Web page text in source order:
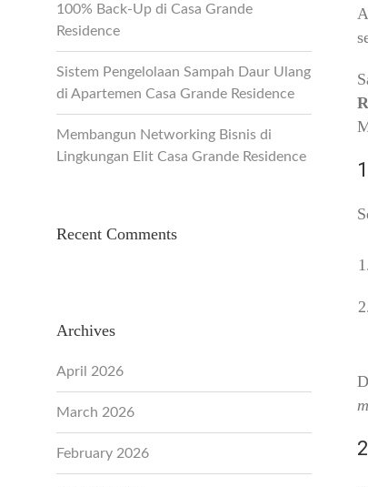
100% Back-Up di Casa Grande
Residence
Sistem Pengelolaan Sampah Daur Ulang
di Apartemen Casa Grande Residence
Membangun Networking Bisnis di
Lingkungan Elit Casa Grande Residence
Recent Comments
Archives
April 2026
March 2026
February 2026